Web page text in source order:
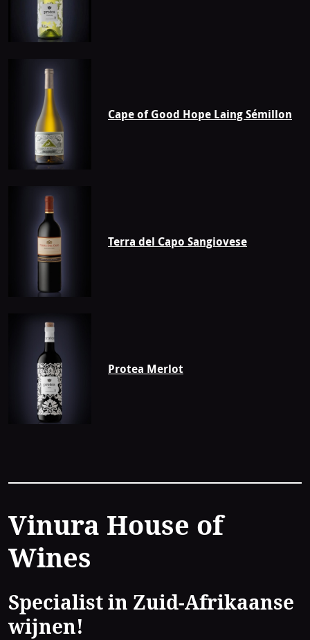
Cape of Good Hope Laing Sémillon
Terra del Capo Sangiovese
Protea Merlot
Contact
Vinura House of
Wines
Specialist in Zuid-Afrikaanse
wijnen!